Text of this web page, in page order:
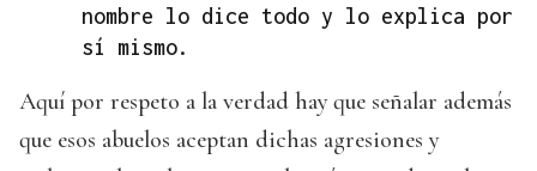
nombre lo dice todo y lo explica por
sí mismo.
Aquí por respeto a la verdad hay que señalar además
que esos abuelos aceptan dichas agresiones y